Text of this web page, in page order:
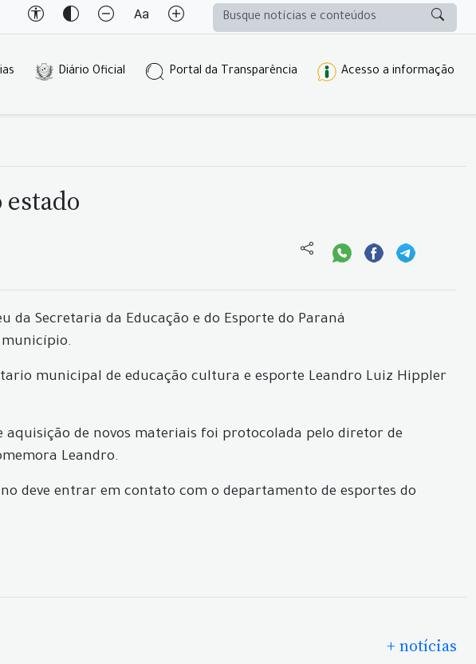
Diário Oficial Portal da Transparência Acesso a informação
da Secretaria da Educação e do Esporte do Paraná
municipal de educação cultura e esporte Leandro Luiz Hippler
aquisição de novos materiais foi protocolada pelo diretor de
Leandro.
deve entrar em contato com o departamento de esportes do
+ notícias